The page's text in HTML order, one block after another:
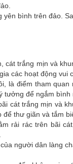
yên bình trên đảo.
trắng mịn và
các hoạt động vui
là điểm tham
để ngắm bình
cát trắng mịn và
thư giãn và tắm
rải rác trên bãi
người dân làng